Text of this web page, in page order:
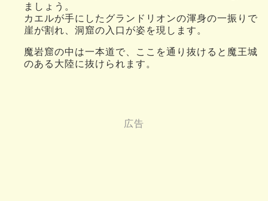
ましょう。
カエルが手にしたグランドリオンの渾身の一振りで
崖が割れ、洞窟の入口が姿を現します。
魔岩窟の中は一本道で、ここを通り抜けると魔王城
のある大陸に抜けられます。